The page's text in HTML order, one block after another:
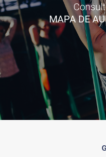
MAPA DE